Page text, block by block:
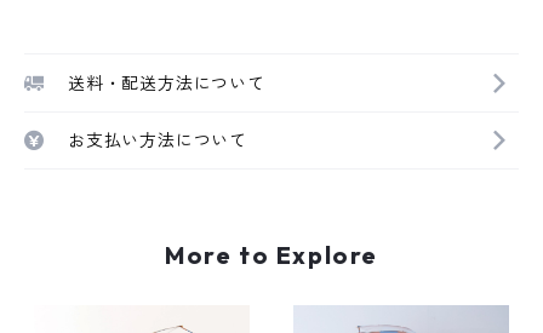
送料・配送方法について
お支払い方法について
More to Explore